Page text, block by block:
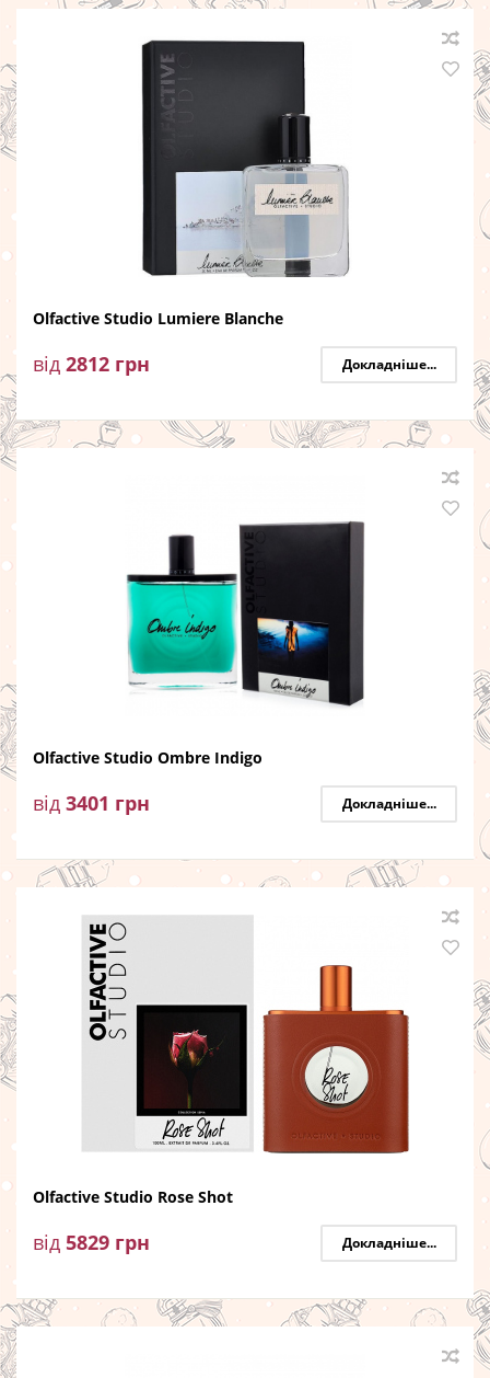
Olfactive Studio Lumiere Blanche
від 2812 грн Докладніше...
Olfactive Studio Ombre Indigo
від 3401 грн Докладніше...
Olfactive Studio Rose Shot
від 5829 грн Докладніше...